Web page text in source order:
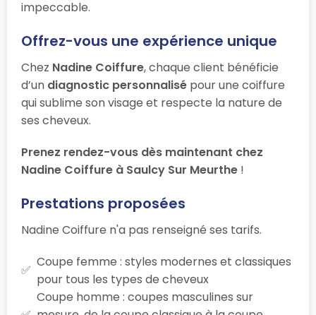
impeccable.
Offrez-vous une expérience unique
Chez Nadine Coiffure, chaque client bénéficie
d’un diagnostic personnalisé pour une coiffure
qui sublime son visage et respecte la nature de
ses cheveux.
Prenez rendez-vous dès maintenant chez
Nadine Coiffure à Saulcy Sur Meurthe !
Prestations proposées
Nadine Coiffure n'a pas renseigné ses tarifs.
Coupe femme : styles modernes et classiques
pour tous les types de cheveux
Coupe homme : coupes masculines sur